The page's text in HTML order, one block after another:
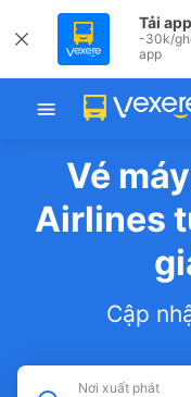
Tải
-30k/
app
Vé
Airlines
Cập
Nơi xuất phát